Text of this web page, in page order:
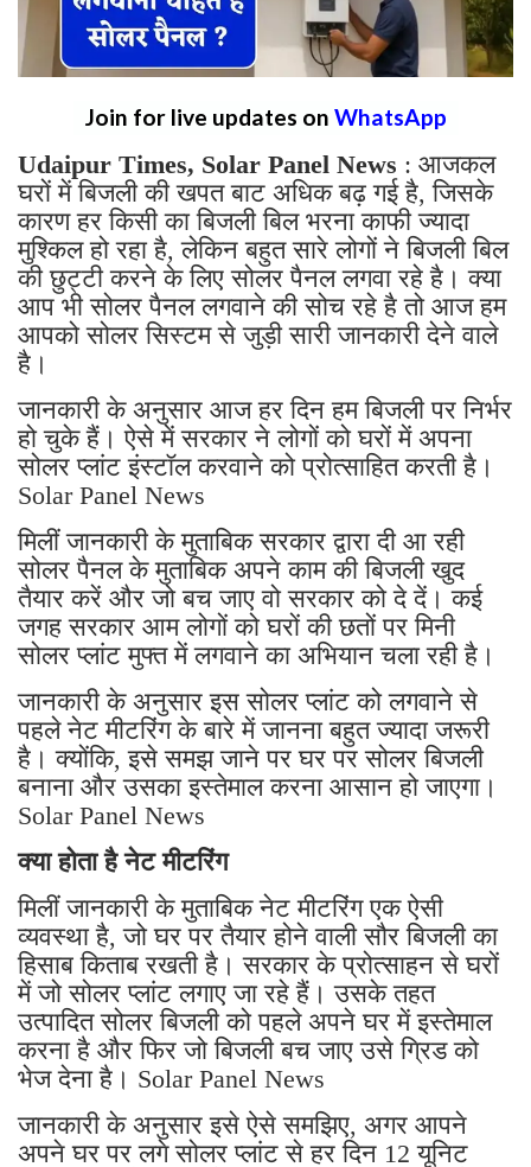
Join for live updates on WhatsApp
Udaipur Times, Solar Panel News : आजकल
घरों में बिजली की खपत बाट अधिक बढ़ गई है, जिसके
कारण हर किसी का बिजली बिल भरना काफी ज्यादा
मुश्किल हो रहा है, लेकिन बहुत सारे लोगों ने बिजली बिल
की छुट्टी करने के लिए सोलर पैनल लगवा रहे है। क्या
आप भी सोलर पैनल लगवाने की सोच रहे है तो आज हम
आपको सोलर सिस्टम से जुड़ी सारी जानकारी देने वाले
है।
जानकारी के अनुसार आज हर दिन हम बिजली पर निर्भर
हो चुके हैं। ऐसे में सरकार ने लोगों को घरों में अपना
सोलर प्लांट इंस्टॉल करवाने को प्रोत्साहित करती है।
Solar Panel News
मिलीं जानकारी के मुताबिक सरकार द्वारा दी आ रही
सोलर पैनल के मुताबिक अपने काम की बिजली खुद
तैयार करें और जो बच जाए वो सरकार को दे दें। कई
जगह सरकार आम लोगों को घरों की छतों पर मिनी
सोलर प्लांट मुफ्त में लगवाने का अभियान चला रही है।
जानकारी के अनुसार इस सोलर प्लांट को लगवाने से
पहले नेट मीटरिंग के बारे में जानना बहुत ज्यादा जरूरी
है। क्योंकि, इसे समझ जाने पर घर पर सोलर बिजली
बनाना और उसका इस्तेमाल करना आसान हो जाएगा।
Solar Panel News
क्या होता है नेट मीटरिंग
मिलीं जानकारी के मुताबिक नेट मीटरिंग एक ऐसी
व्यवस्था है, जो घर पर तैयार होने वाली सौर बिजली का
हिसाब किताब रखती है। सरकार के प्रोत्साहन से घरों
में जो सोलर प्लांट लगाए जा रहे हैं। उसके तहत
उत्पादित सोलर बिजली को पहले अपने घर में इस्तेमाल
करना है और फिर जो बिजली बच जाए उसे ग्रिड को
भेज देना है। Solar Panel News
जानकारी के अनुसार इसे ऐसे समझिए, अगर आपने
अपने घर पर लगे सोलर प्लांट से हर दिन 12 यूनिट